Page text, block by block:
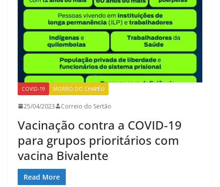
COVID-19 MORRO DO CHAPÉU
25/04/2023 Correio do Sertão
Vacinação contra a COVID-19
para grupos prioritários com
vacina Bivalente
Read More